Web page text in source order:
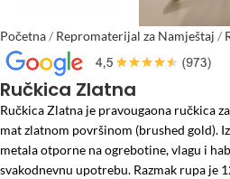
Početna/ Repromaterijal za Namještaj /
Zlatna
Ručkica Zlatna
Ručkica Zlatna je pravougaona ručkica
mat zlatnom površinom (brushed gold).
metala otporne na ogrebotine, vlagu i
svakodnevnu upotrebu. Razmak rupa je